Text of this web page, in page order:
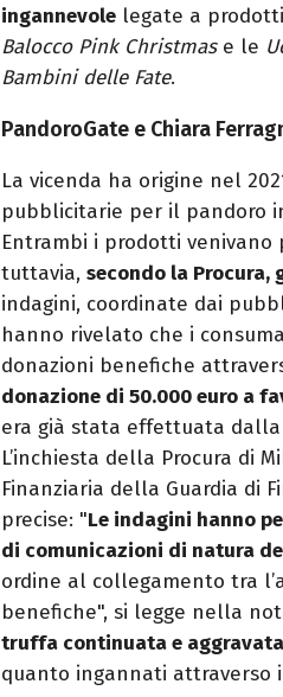
ingannevole legate a
Balocco Pink Christmase le
Bambini delle Fate.
PandoroGate e Chiara
La vicenda ha origine nel
pubblicitarie per il pandoro
Entrambi i prodotti
tuttavia, secondo la
indagini, coordinate dai
hanno rivelato che i
donazioni benefiche
donazione di 50.000 euro a
era già stata effettuata dalla
L’inchiesta della Procura di
Finanziaria della Guardia di
precise: "Le indagini hanno
di comunicazioni di natura
ordine al collegamento tra
benefiche", si legge nella
truffa continuata e aggravata
quanto ingannati attraverso